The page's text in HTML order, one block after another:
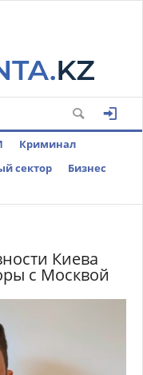
Криминал
сектор
Бизнес
Киева
с Москвой